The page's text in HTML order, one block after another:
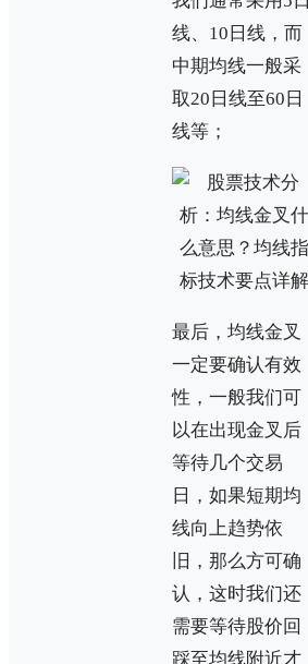
线、10日线，而
中期均线一般采
取20日线至60日
线等；
最后，均线金叉
一定要确认有效
性，一般我们可
以在出现金叉后
等待几个交易
日，如果短期均
线向上趋势依
旧，那么方可确
认，这时我们还
需要等待股价回
踩至均线附近才